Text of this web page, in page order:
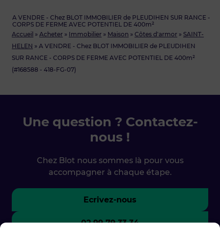
Accueil » Acheter » Immobilier » Maison » Côtes d'armor » SAINT-
HELEN » A VENDRE - Chez BLOT IMMOBILIER de PLEUDIHEN
SUR RANCE - CORPS DE FERME AVEC POTENTIEL DE 400m²
(#168588 - 418-FG-07)
A VENDRE - Chez BLOT IMMOBILIER de PLEUDIHEN SUR RANCE -
CORPS DE FERME AVEC POTENTIEL DE 400m²
Une question ? Contactez-
nous !
Chez Blot nous sommes là pour vous
accompagner à chaque étape.
Ecrivez-nous
02 99 79 33 34